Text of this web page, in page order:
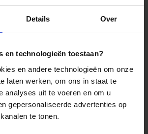
Details Over
en technologieën toestaan?
en andere technologieën om onze
laten werken, om ons in staat te
analyses uit te voeren en om u
gepersonaliseerde advertenties op
te tonen.
Bekijk film
Reviews